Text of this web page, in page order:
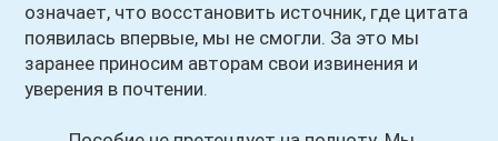
означает, что восстановить источник, где цитата
появилась впервые, мы не смогли. За это мы
заранее приносим авторам свои извинения и
уверения в почтении.